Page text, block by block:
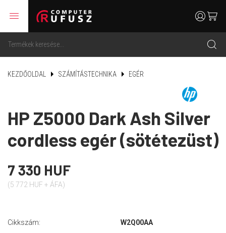
menu
search
usercart
KEZDŐOLDAL SZÁMÍTÁSTECHNIKA EGÉR
HP Z5000 Dark Ash Silver
cordless egér (sötétezüst)
7 330 HUF
(5 772 HUF + ÁFA)
Cikkszám:
W2Q00AA